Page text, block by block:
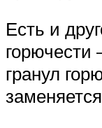
Есть и
горючести
гранул